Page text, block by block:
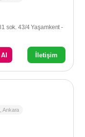
4 Yaşamkent -
İletişim
,Ankara